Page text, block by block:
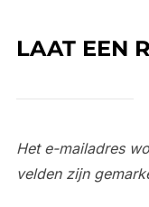
LAAT EEN
Het e-mailadres
velden zijn